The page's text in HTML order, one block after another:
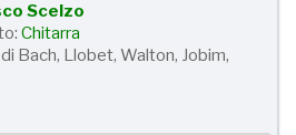
Scelzo
Chitarra
Bach, Llobet, Walton, Jobim,